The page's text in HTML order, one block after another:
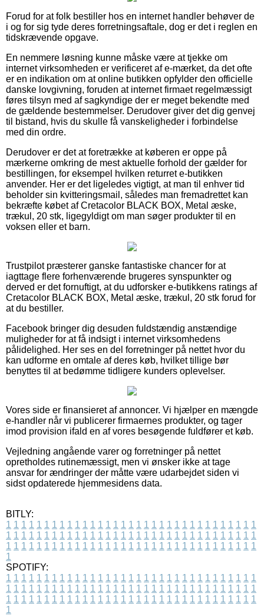
Forud for at folk bestiller hos en internet handler behøver de
i og for sig tyde deres forretningsaftale, dog er det i reglen en
tidskrævende opgave.
En nemmere løsning kunne måske være at tjekke om
internet virksomheden er verificeret af e-mærket, da det ofte
er en indikation om at online butikken opfylder den officielle
danske lovgivning, foruden at internet firmaet regelmæssigt
føres tilsyn med af sagkyndige der er meget bekendte med
de gældende bestemmelser. Derudover giver det dig genvej
til bistand, hvis du skulle få vanskeligheder i forbindelse
med din ordre.
Derudover er det at foretrække at køberen er oppe på
mærkerne omkring de mest aktuelle forhold der gælder for
bestillingen, for eksempel hvilken returret e-butikken
anvender. Her er det ligeledes vigtigt, at man til enhver tid
beholder sin kvitteringsmail, således man fremadrettet kan
bekræfte købet af Cretacolor BLACK BOX, Metal æske,
trækul, 20 stk, ligegyldigt om man søger produkter til en
voksen eller et barn.
Trustpilot præsterer ganske fantastiske chancer for at
iagttage flere forhenværende brugeres synspunkter og
derved er det fornuftigt, at du udforsker e-butikkens ratings af
Cretacolor BLACK BOX, Metal æske, trækul, 20 stk forud for
at du bestiller.
Facebook bringer dig desuden fuldstændig anstændige
muligheder for at få indsigt i internet virksomhedens
pålidelighed. Her ses en del forretninger på nettet hvor du
kan udforme en omtale af deres køb, hvilket tillige bør
benyttes til at bedømme tidligere kunders oplevelser.
Vores side er finansieret af annoncer. Vi hjælper en mængde
e-handler når vi publicerer firmaernes produkter, og tager
imod provision ifald en af vores besøgende fuldfører et køb.
Vejledning angående varer og forretninger på nettet
opretholdes rutinemæssigt, men vi ønsker ikke at tage
ansvar for ændringer der måtte være udarbejdet siden vi
sidst opdaterede hjemmesidens data.
BITLY:
1 1 1 1 1 1 1 1 1 1 1 1 1 1 1 1 1 1 1 1 1 1 1 1 1 1 1 1 1 1 1 1 1
1 1 1 1 1 1 1 1 1 1 1 1 1 1 1 1 1 1 1 1 1 1 1 1 1 1 1 1 1 1 1 1 1
1 1 1 1 1 1 1 1 1 1 1 1 1 1 1 1 1 1 1 1 1 1 1 1 1 1 1 1 1 1 1 1 1
1
SPOTIFY:
1 1 1 1 1 1 1 1 1 1 1 1 1 1 1 1 1 1 1 1 1 1 1 1 1 1 1 1 1 1 1 1 1
1 1 1 1 1 1 1 1 1 1 1 1 1 1 1 1 1 1 1 1 1 1 1 1 1 1 1 1 1 1 1 1 1
1 1 1 1 1 1 1 1 1 1 1 1 1 1 1 1 1 1 1 1 1 1 1 1 1 1 1 1 1 1 1 1 1
1